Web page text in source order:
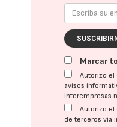
Marcar
Autorizo
avisos
Autorizo el
de terceros vía